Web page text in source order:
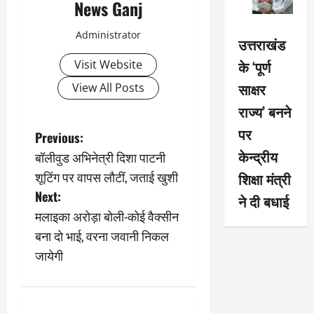
News Ganj
Administrator
Visit Website
View All Posts
P
o
s
t
n
Previous:
बॉलीवुड अभिनेत्री दिशा पाटनी
शूटिंग पर वापस लौटीं, जताई खुशी
Next:
मलाइका अरोड़ा बोली-कोई वैक्सीन
बना दो भाई, वरना जवानी निकल
जायेगी
उत्तराखंड
के ‘पूर्ण
साक्षर
राज्य’ बनने
पर
केन्द्रीय
शिक्षा मंत्री
ने दी बधाई